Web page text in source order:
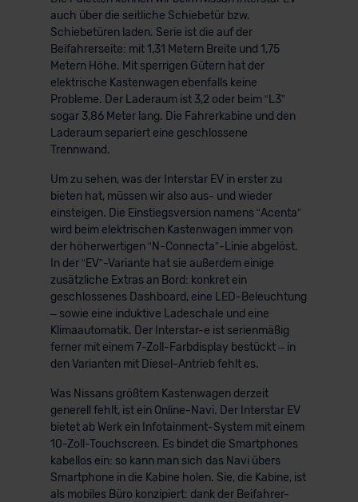
auch über die seitliche Schiebetür bzw.
Schiebetüren laden. Serie ist die auf der
Beifahrerseite: mit 1,31 Metern Breite und 1,75
Metern Höhe. Mit sperrigen Gütern hat der
elektrische Kastenwagen ebenfalls keine
Probleme. Der Laderaum ist 3,2 oder beim “L3”
sogar 3,86 Meter lang. Die Fahrerkabine und den
Laderaum separiert eine geschlossene
Trennwand.
Um zu sehen, was der Interstar EV in erster zu
bieten hat, müssen wir also aus- und wieder
einsteigen. Die Einstiegsversion namens “Acenta”
wird beim elektrischen Kastenwagen immer von
der höherwertigen “N-Connecta”-Linie abgelöst.
In der “EV”-Variante hat sie außerdem einige
zusätzliche Extras an Bord: konkret ein
geschlossenes Dashboard, eine LED-Beleuchtung
– sowie eine induktive Ladeschale und eine
Klimaautomatik. Der Interstar-e ist serienmäßig
ferner mit einem 7-Zoll-Farbdisplay bestückt – in
den Varianten mit Diesel-Antrieb fehlt es.
Was Nissans größtem Kastenwagen derzeit
generell fehlt, ist ein Online-Navi. Der Interstar EV
bietet ab Werk ein Infotainment-System mit einem
10-Zoll-Touchscreen. Es bindet die Smartphones
kabellos ein: so kann man sich das Navi übers
Smartphone in die Kabine holen. Sie, die Kabine, ist
als mobiles Büro konzipiert: dank der Beifahrer-